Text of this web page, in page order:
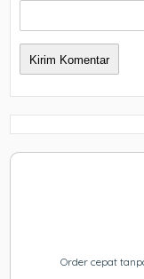
Order cepat